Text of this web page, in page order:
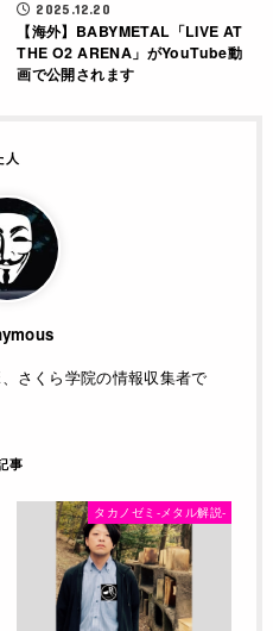
2025.12.20
【海外】BABYMETAL「LIVE AT
THE O2 ARENA」がYouTube動
画で公開されます
さくら学院の情報収集者で
タカノゼミ-メタル解説-